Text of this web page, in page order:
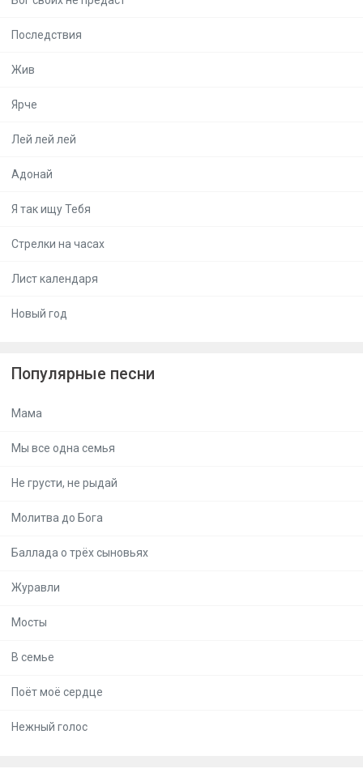
Последствия
Жив
Ярче
Лей лей лей
Адонай
Я так ищу Тебя
Стрелки на часах
Лист календаря
Новый год
Популярные песни
Мама
Мы все одна семья
Не грусти, не рыдай
Молитва до Бога
Баллада о трёх сыновьях
Журавли
Мосты
В семье
Поёт моё сердце
Нежный голос